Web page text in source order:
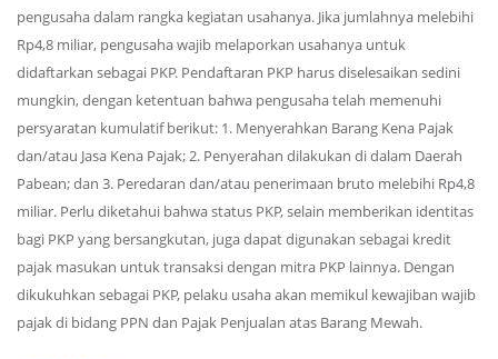
pengusaha dalam rangka kegiatan usahanya. Jika jumlahnya melebihi
Rp4,8 miliar, pengusaha wajib melaporkan usahanya untuk
didaftarkan sebagai PKP. Pendaftaran PKP harus diselesaikan sedini
mungkin, dengan ketentuan bahwa pengusaha telah memenuhi
persyaratan kumulatif berikut: 1. Menyerahkan Barang Kena Pajak
dan/atau Jasa Kena Pajak; 2. Penyerahan dilakukan di dalam Daerah
Pabean; dan 3. Peredaran dan/atau penerimaan bruto melebihi Rp4,8
miliar. Perlu diketahui bahwa status PKP, selain memberikan identitas
bagi PKP yang bersangkutan, juga dapat digunakan sebagai kredit
pajak masukan untuk transaksi dengan mitra PKP lainnya. Dengan
dikukuhkan sebagai PKP, pelaku usaha akan memikul kewajiban wajib
pajak di bidang PPN dan Pajak Penjualan atas Barang Mewah.